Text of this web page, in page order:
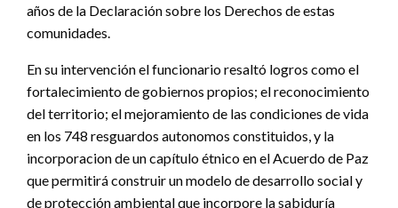
años de la Declaración sobre los Derechos de estas
comunidades.
En su intervención el funcionario resaltó logros como el
fortalecimiento de gobiernos propios; el reconocimiento
del territorio; el mejoramiento de las condiciones de vida
en los 748 resguardos autonomos constituidos, y la
incorporacion de un capítulo étnico en el Acuerdo de Paz
que permitirá construir un modelo de desarrollo social y
de protección ambiental que incorpore la sabiduría